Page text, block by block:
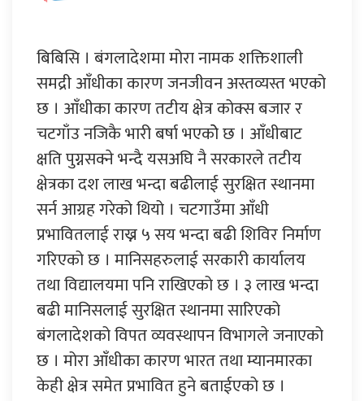
बिबिसि । बंगलादेशमा मोरा नामक शक्तिशाली
समद्री आँधीका कारण जनजीवन अस्तव्यस्त भएको
छ । आँधीका कारण तटीय क्षेत्र कोक्स बजार र
चटगाँउ नजिकै भारी बर्षा भएकोे छ । आँधीबाट
क्षति पुग्नसक्ने भन्दै यसअघि नै सरकारले तटीय
क्षेत्रका दश लाख भन्दा बढीलाई सुरक्षित स्थानमा
सर्न आग्रह गरेको थियो । चटगाउँमा आँधी
प्रभावितलाई राख्न ५ सय भन्दा बढी शिविर निर्माण
गरिएको छ । मानिसहरुलाई सरकारी कार्यालय
तथा विद्यालयमा पनि राखिएको छ । ३ लाख भन्दा
बढी मानिसलाई सुरक्षित स्थानमा सारिएको
बंगलादेशको विपत व्यवस्थापन विभागले जनाएको
छ । मोरा आँधीका कारण भारत तथा म्यानमारका
केही क्षेत्र समेत प्रभावित हुने बताईएको छ ।